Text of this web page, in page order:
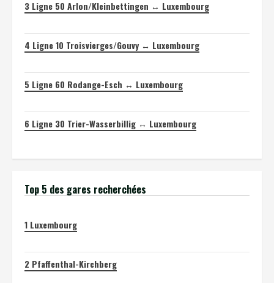
3 Ligne 50 Arlon/Kleinbettingen ↔ Luxembourg
4 Ligne 10 Troisvierges/Gouvy ↔ Luxembourg
5 Ligne 60 Rodange-Esch ↔ Luxembourg
6 Ligne 30 Trier-Wasserbillig ↔ Luxembourg
Top 5 des gares recherchées
1 Luxembourg
2 Pfaffenthal-Kirchberg